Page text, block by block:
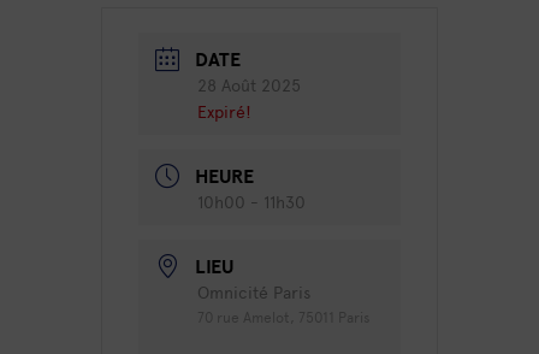
DATE
28 Août 2025
Expiré!
HEURE
10h00 - 11h30
LIEU
Omnicité Paris